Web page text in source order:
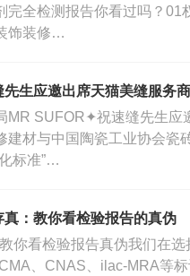
完全检测报告你看过吗？
饰装修…
先生应邀出席天猫美缝服务
MR SUFOR✦祝速缝先生
建材与中国陶瓷工业协会
标准”…
真：教你看检验报告的真伪
你看检验报告真伪我们在
、CNAS、ilac-MRA等